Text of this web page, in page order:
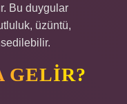
Bu duygular
üzüntü,
GELIR?